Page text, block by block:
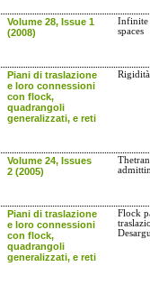
Volume 28, Issue 1
(2008)
Infinite
spaces
Piani di traslazione
e loro connessioni
con flock,
quadrangoli
generalizzati, e reti
Volume 24, Issues
2 (2005)
Piani di traslazione
e loro connessioni
con flock,
quadrangoli
generalizzati, e reti
Flock